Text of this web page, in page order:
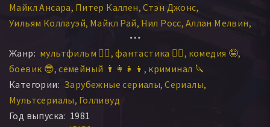
Майкл Ансара Питер Каллен Стэн Джонс
Уильям Коллауэй Майкл Рай Нил Росс Аллан Мелвин
Джун Форэй
Крис Латта Джон Стефенсон Кэти Кавадини
Энн Локхарт Ганс Конрид
Дик Тафельд
Роберт Риджли Уильям Вудсон Эл Фэнн Дэн Гилвзан
Кэти Гарвер Стэн Ли Кей Люк
Шепард Менкен Джерри Декстер
Жанр: мультфильм 🧚‍♀️ фантастика 🧙‍♀️ комедия 🤪
боевик 😎 семейный 👨‍👩‍👧‍👦
криминал 🔪
Категории: Зарубежные сериалы Сериалы
Мультсериалы Голливуд
Год выпуска: 1981